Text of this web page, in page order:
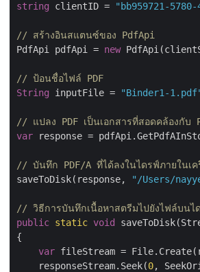
string clientID = "bb959721-
// สร้างอินสแตนซ์ของ PdfApi
PdfApi pdfApi = new
// ป้อนชื่อไฟล์ PDF
String inputFile = "Binder1-
// แปลง PDF เป็นเอกสารที่สอดคล้องกับ
var response =
// บันทึก PDF/A ที่ได้ลงในไดรฟ์ภายในเค
saveToDisk(response,
"/Users/
// วิธีการบันทึกเนื้อหาสตรีมไปยังไฟล์บนได
public static void
{
var fileStream =
    responseStream.Seek(
0,